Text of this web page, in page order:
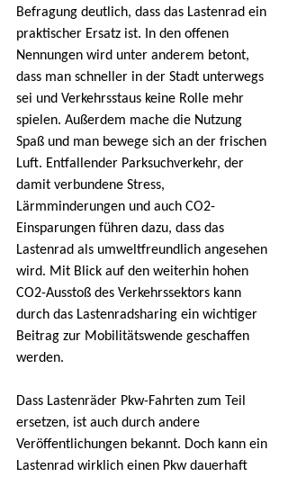
Befragung deutlich, dass das Lastenrad ein
praktischer Ersatz ist. In den offenen
Nennungen wird unter anderem betont,
dass man schneller in der Stadt unterwegs
sei und Verkehrsstaus keine Rolle mehr
spielen. Außerdem mache die Nutzung
Spaß und man bewege sich an der frischen
Luft. Entfallender Parksuchverkehr, der
damit verbundene Stress,
Lärmminderungen und auch CO2-
Einsparungen führen dazu, dass das
Lastenrad als umweltfreundlich angesehen
wird. Mit Blick auf den weiterhin hohen
CO2-Ausstoß des Verkehrssektors kann
durch das Lastenradsharing ein wichtiger
Beitrag zur Mobilitätswende geschaffen
werden.
Dass Lastenräder Pkw-Fahrten zum Teil
ersetzen, ist auch durch andere
Veröffentlichungen bekannt. Doch kann ein
Lastenrad wirklich einen Pkw dauerhaft